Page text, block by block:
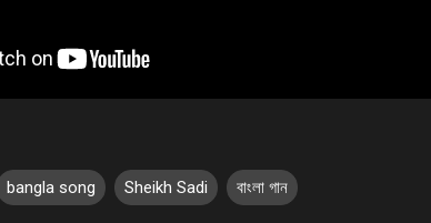
bangla song Sheikh Sadi বাংলা গান